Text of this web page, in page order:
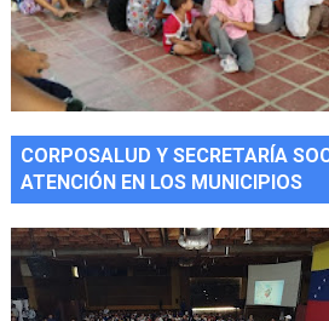
CORPOSALUD Y SECRETARÍA
ATENCIÓN EN LOS MUNICIPIOS